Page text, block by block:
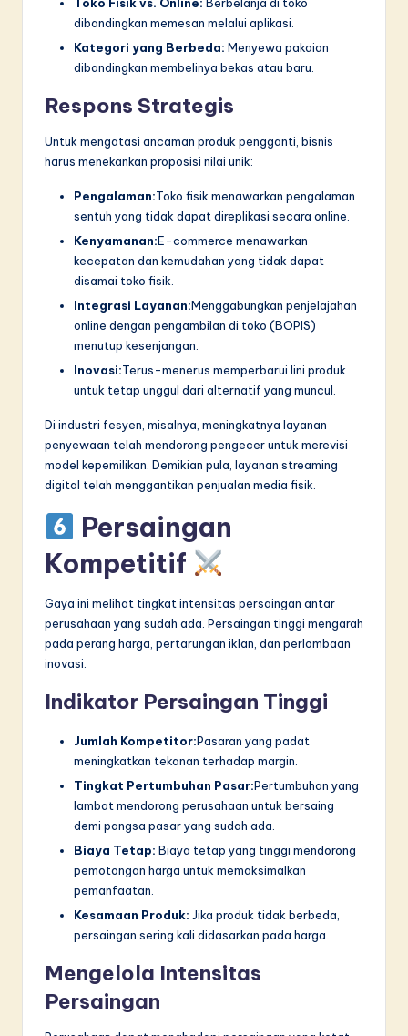
dibandingkan memesan melalui aplikasi.
Kategori yang Berbeda: Menyewa pakaian
dibandingkan membelinya bekas atau baru.
Respons Strategis
Untuk mengatasi ancaman produk pengganti, bisnis
harus menekankan proposisi nilai unik:
Pengalaman:Toko fisik menawarkan pengalaman
sentuh yang tidak dapat direplikasi secara online.
Kenyamanan:E-commerce menawarkan
kecepatan dan kemudahan yang tidak dapat
disamai toko fisik.
Integrasi Layanan:Menggabungkan penjelajahan
online dengan pengambilan di toko (BOPIS)
menutup kesenjangan.
Inovasi:Terus-menerus memperbarui lini produk
untuk tetap unggul dari alternatif yang muncul.
Di industri fesyen, misalnya, meningkatnya layanan
penyewaan telah mendorong pengecer untuk merevisi
model kepemilikan. Demikian pula, layanan streaming
digital telah menggantikan penjualan media fisik.
Persaingan
Kompetitif
Gaya ini melihat tingkat intensitas persaingan antar
perusahaan yang sudah ada. Persaingan tinggi mengarah
pada perang harga, pertarungan iklan, dan perlombaan
inovasi.
Indikator Persaingan Tinggi
Jumlah Kompetitor:Pasaran yang padat
meningkatkan tekanan terhadap margin.
Tingkat Pertumbuhan Pasar:Pertumbuhan yang
lambat mendorong perusahaan untuk bersaing
demi pangsa pasar yang sudah ada.
Biaya Tetap: Biaya tetap yang tinggi mendorong
pemotongan harga untuk memaksimalkan
pemanfaatan.
Kesamaan Produk: Jika produk tidak berbeda,
persaingan sering kali didasarkan pada harga.
Mengelola Intensitas
Persaingan